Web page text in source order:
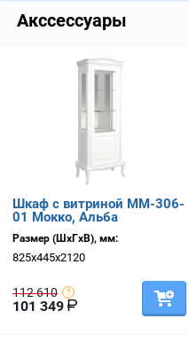
Акссессуары
Шкаф с витриной ММ-306-
01 Мокко, Альба
Размер (ШхГхВ), мм:
825х445х2120
112 610
101 349